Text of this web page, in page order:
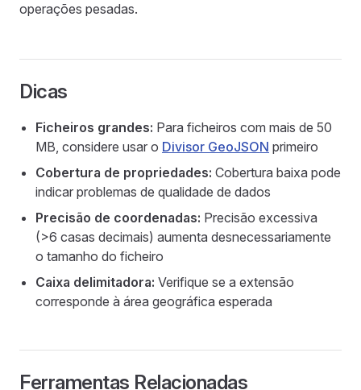
operações pesadas.
Dicas
Ficheiros grandes: Para ficheiros com mais de 50
MB, considere usar o Divisor GeoJSON primeiro
Cobertura de propriedades: Cobertura baixa pode
indicar problemas de qualidade de dados
Precisão de coordenadas: Precisão excessiva
(>6 casas decimais) aumenta desnecessariamente
o tamanho do ficheiro
Caixa delimitadora: Verifique se a extensão
corresponde à área geográfica esperada
Ferramentas Relacionadas